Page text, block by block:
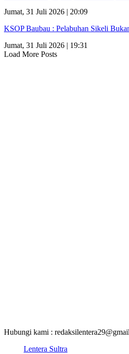
Jumat, 31 Juli 2026 | 20:09
KSOP Baubau : Pelabuhan Sikeli
Jumat, 31 Juli 2026 | 19:31
Load More Posts
Hubungi kami :
Lentera Sultra